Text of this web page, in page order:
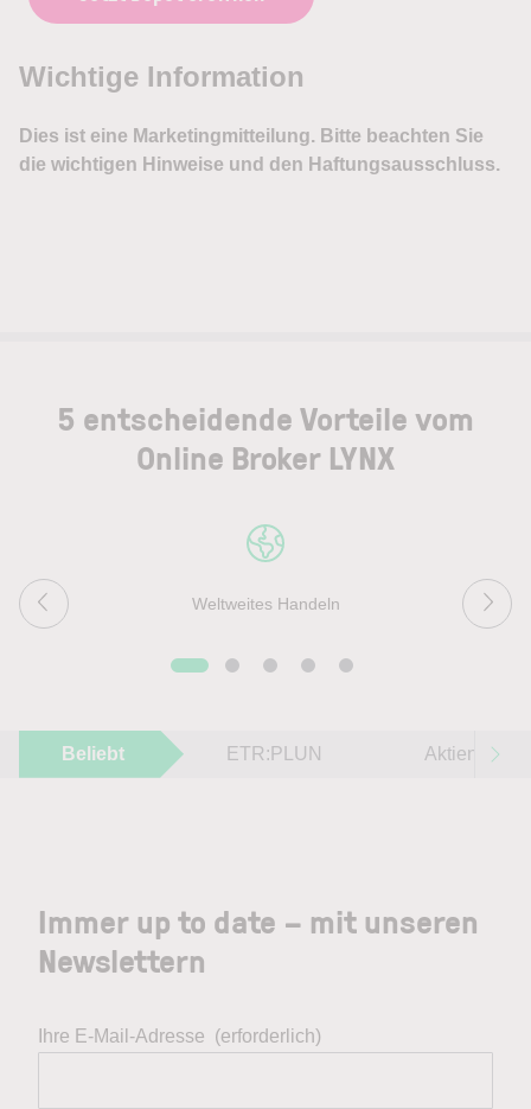
5 entscheidende Vorteile vom
Online Broker LYNX
Weltweites Handeln
Beliebt ETR:PLUN Aktien im
Immer up to date – mit unseren
Newslettern
Ihre E-Mail-Adresse (erforderlich)